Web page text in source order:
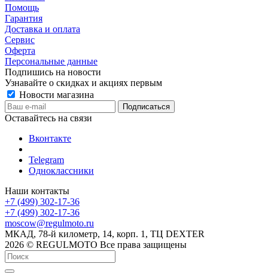
Помощь
Гарантия
Доставка и оплата
Сервис
Оферта
Персональные данные
Подпишись на новости
Узнавайте о скидках и акциях первым
Новости магазина
Оставайтесь на связи
Вконтакте
Telegram
Одноклассники
Наши контакты
+7 (499) 302-17-36
+7 (499) 302-17-36
moscow@regulmoto.ru
МКАД, 78-й километр, 14, корп. 1, ТЦ DEXTER
2026 © REGULMOTO Все права защищены